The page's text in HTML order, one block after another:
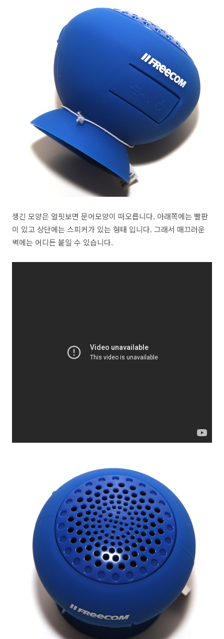
생긴 모양은 얼핏보면 문어모양이 떠오릅니다. 아래쪽에는 빨판
이 있고 상단에는 스피커가 있는 형태 입니다. 그래서 매끄러운
벽에는 어디든 붙일 수 있습니다.